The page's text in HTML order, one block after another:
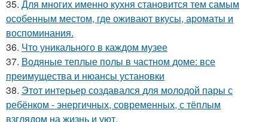
35. Для многих именно кухня становится тем самым
особенным местом, где оживают вкусы, ароматы и
воспоминания.
36. Что уникального в каждом музее
37. Водяные теплые полы в частном доме: все
преимущества и нюансы установки
38. Этот интерьер создавался для молодой пары с
ребёнком - энергичных, современных, с тёплым
взглядом на жизнь и уют.